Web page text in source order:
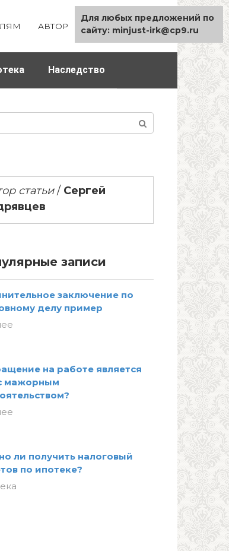
АВТОР КАРТА САЙТА
Наследство
статьи/ Сергей
записи
заключение по
делу пример
на работе является
мажорным
ли получить налоговый
по ипотеке?
Для любых предложений по
сайту: minjust-irk@cp9.ru